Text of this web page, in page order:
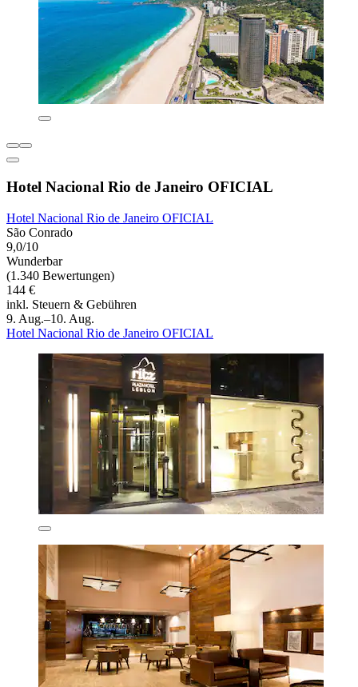
Hotel Nacional Rio de Janeiro OFICIAL
Hotel Nacional Rio de Janeiro OFICIAL
São Conrado
9,0/10
Wunderbar
(1.340 Bewertungen)
144 €
inkl. Steuern & Gebühren
9. Aug.–10. Aug.
Hotel Nacional Rio de Janeiro OFICIAL